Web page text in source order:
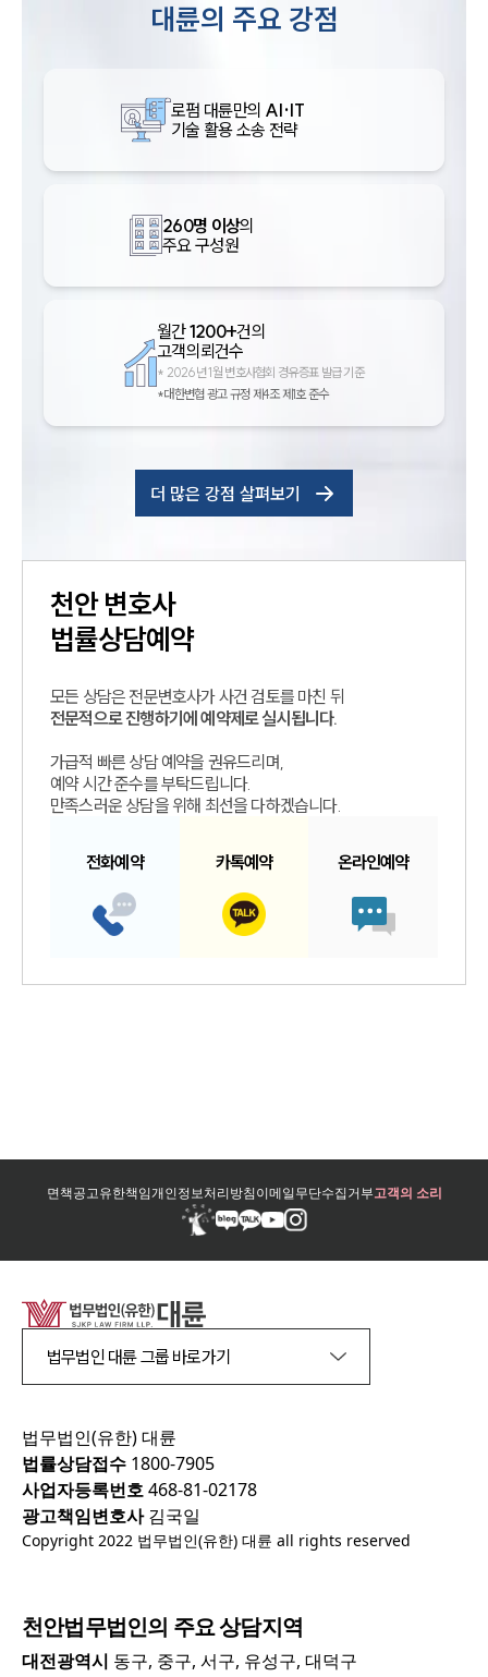
대륜의 주요 강점
로펌 대륜만의 AI·IT
기술 활용 소송 전략
260명 이상의
주요 구성원
월간1200+건의
고객의뢰건수
* 2026년 1월 변호사협회 경유증표 발급 기준
*대한변협 광고 규정 제4조 제1호 준수
더 많은 강점 살펴보기
천안변호사
법률상담예약
모든 상담은 전문변호사가 사건 검토를 마친 뒤
전문적으로 진행하기에 예약제로 실시됩니다.
가급적 빠른 상담 예약을 권유드리며,
예약 시간 준수를 부탁드립니다.
만족스러운 상담을 위해 최선을 다하겠습니다.
전화예약 카톡예약 온라인예약
면책공고유한책임개인정보처리방침이메일무단수집거부고객의 소리
법무법인 대륜 그룹 바로가기
법무법인(유한) 대륜
법률상담접수 1800-7905
사업자등록번호468-81-02178
광고책임변호사김국일
Copyright 2022 법무법인(유한) 대륜 all rights reserved
천안법무법인의 주요 상담지역
대전광역시 동구, 중구, 서구, 유성구, 대덕구